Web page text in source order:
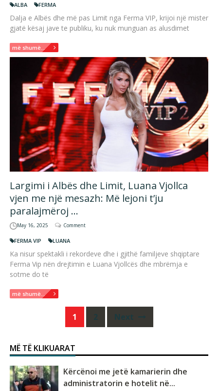
ALBA FERMA
Dalja e Albës dhe më pas Limit nga Ferma VIP, krijoi një mister
gjatë kësaj jave te publiku, ku nuk munguan as alusdimet
më shumë...
Largimi i Albës dhe Limit, Luana Vjollca
vjen me një mesazh: Më lejoni t’ju
paralajmëroj …
May 16, 2025 Comment
FERMA VIP LUANA
Ka nisur spektakli i rekordeve dhe i gjithë familjeve shqiptare
Ferma Vip nën drejtimin e Luana Vjollcës dhe mbrëmja e
sotme do të
më shumë...
navigation
1 2 Next
MË TË KLIKUARAT
Kërcënoi me jetë kamarierin dhe
administratorin e hotelit në...